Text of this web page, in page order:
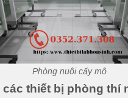
Phòng nuôi cấy mô
các thiết bị phòng thí